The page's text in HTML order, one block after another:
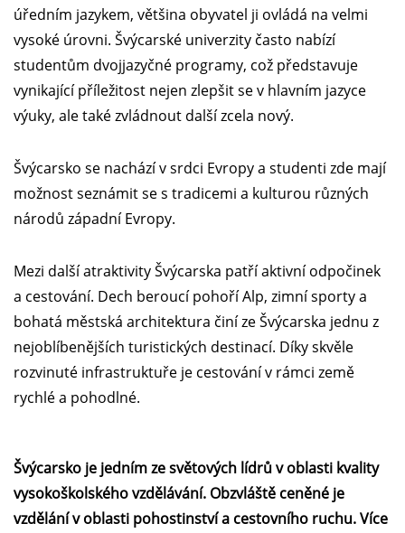
úředním jazykem, většina obyvatel ji ovládá na velmi
vysoké úrovni. Švýcarské univerzity často nabízí
studentům dvojjazyčné programy, což představuje
vynikající příležitost nejen zlepšit se v hlavním jazyce
výuky, ale také zvládnout další zcela nový.
Švýcarsko se nachází v srdci Evropy a studenti zde mají
možnost seznámit se s tradicemi a kulturou různých
národů západní Evropy.
Mezi další atraktivity Švýcarska patří aktivní odpočinek
a cestování. Dech beroucí pohoří Alp, zimní sporty a
bohatá městská architektura činí ze Švýcarska jednu z
nejoblíbenějších turistických destinací. Díky skvěle
rozvinuté infrastruktuře je cestování v rámci země
rychlé a pohodlné.
Švýcarsko je jedním ze světových lídrů v oblasti kvality
vysokoškolského vzdělávání. Obzvláště ceněné je
vzdělání v oblasti pohostinství a cestovního ruchu. Více